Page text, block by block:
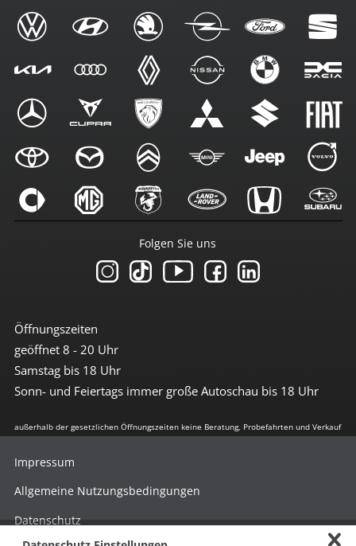
Öffnungszeiten
geöffnet 8 - 20 Uhr
Samstag bis 18 Uhr
Sonn- und Feiertags immer große Autoschau bis 18 Uhr
Folgen Sie uns
außerhalb der gesetzlichen Öffnungszeiten keine Beratung, Probefahrten und Verkauf
Impressum
Allgemeine Nutzungsbedingungen
Datenschutz